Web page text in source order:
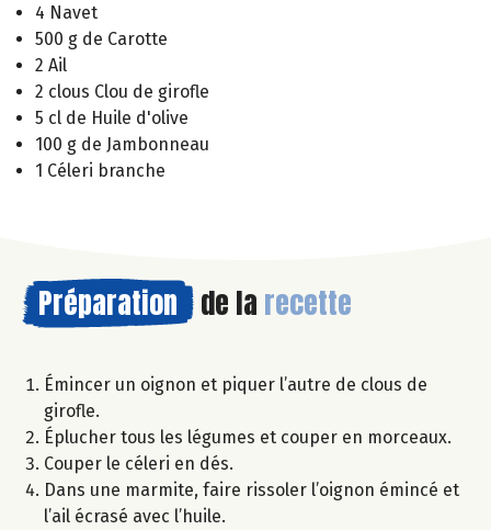
4 Navet
500 g de Carotte
2 Ail
2 clous Clou de girofle
5 cl de Huile d'olive
100 g de Jambonneau
1 Céleri branche
Préparation de la recette
Émincer un oignon et piquer l’autre de clous de
girofle.
Éplucher tous les légumes et couper en morceaux.
Couper le céleri en dés.
Dans une marmite, faire rissoler l’oignon émincé et
l’ail écrasé avec l’huile.